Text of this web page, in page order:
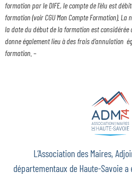
formation par le DIFE, le compte de l’élu est
formation (voir CGU Mon Compte Formation).
la date du début de la formation est
donne également lieu à des frais d’annulation
formation. –
L’Association des Maires,
départementaux de Haute-Savoie a